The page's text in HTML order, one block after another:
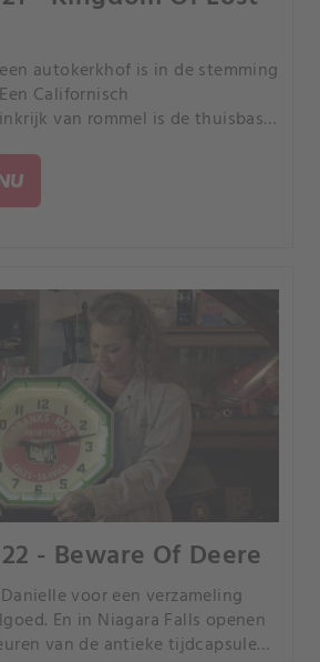
autokerkhof is in de stemming
Californisch
van rommel is de thuisbasis
- Beware Of Deere
voor een verzameling
En in Niagara Falls openen
van de antieke tijdcapsule